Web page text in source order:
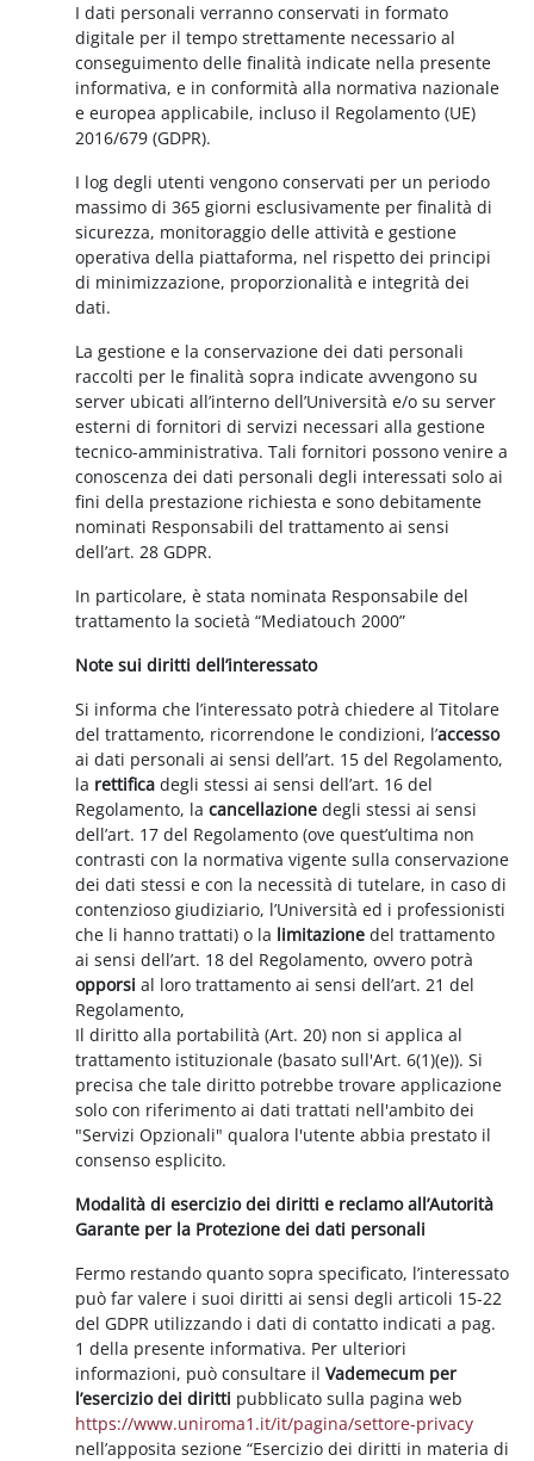
I dati personali verranno conservati in formato
digitale per il tempo strettamente necessario al
conseguimento delle finalità indicate nella presente
informativa, e in conformità alla normativa nazionale
e europea applicabile, incluso il Regolamento (UE)
2016/679 (GDPR).
I log degli utenti vengono conservati per un periodo
massimo di 365 giorni esclusivamente per finalità di
sicurezza, monitoraggio delle attività e gestione
operativa della piattaforma, nel rispetto dei principi
di minimizzazione, proporzionalità e integrità dei
dati.
La gestione e la conservazione dei dati personali
raccolti per le finalità sopra indicate avvengono su
server ubicati all’interno dell’Università e/o su server
esterni di fornitori di servizi necessari alla gestione
tecnico-amministrativa. Tali fornitori possono venire a
conoscenza dei dati personali degli interessati solo ai
fini della prestazione richiesta e sono debitamente
nominati Responsabili del trattamento ai sensi
dell’art. 28 GDPR.
In particolare, è stata nominata Responsabile del
trattamento la società “Mediatouch 2000”
Note sui diritti dell’interessato
Si informa che l’interessato potrà chiedere al Titolare
del trattamento, ricorrendone le condizioni, l’accesso
ai dati personali ai sensi dell’art. 15 del Regolamento,
la rettificadegli stessi ai sensi dell’art. 16 del
Regolamento, lacancellazione degli stessi ai sensi
dell’art. 17 del Regolamento (ove quest’ultima non
contrasti con la normativa vigente sulla conservazione
dei dati stessi e con la necessità di tutelare, in caso di
contenzioso giudiziario, l’Università ed i professionisti
che li hanno trattati) o la limitazione del trattamento
ai sensi dell’art. 18 del Regolamento, ovvero potrà
opporsi al loro trattamento ai sensi dell’art. 21 del
Regolamento,
Il diritto alla portabilità (Art. 20) non si applica al
trattamento istituzionale (basato sull'Art. 6(1)(e)). Si
precisa che tale diritto potrebbe trovare applicazione
solo con riferimento ai dati trattati nell'ambito dei
"Servizi Opzionali" qualora l'utente abbia prestato il
consenso esplicito.
Modalità di esercizio dei diritti e reclamo all’Autorità
Garante per la Protezione dei dati personali
Fermo restando quanto sopra specificato, l’interessato
può far valere i suoi diritti ai sensi degli articoli 15-22
del GDPR utilizzando i dati di contatto indicati a pag.
1 della presente informativa. Per ulteriori
informazioni, può consultare ilVademecum per
l’esercizio dei diritti pubblicato sulla pagina web
https://www.uniroma1.it/it/pagina/settore-privacy
nell’apposita sezione “Esercizio dei diritti in materia di